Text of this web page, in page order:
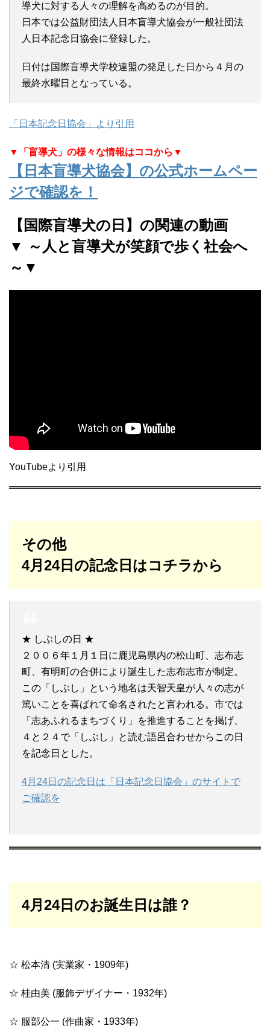
導犬に対する人々の理解を高めるのが目的。
日本では公益財団法人日本盲導犬協会が一般社団法
人日本記念日協会に登録した。
日付は国際盲導犬学校連盟の発足した日から４月の
最終水曜日となっている。
「日本記念日協会」より引用
▼「盲導犬」の様々な情報はココから▼
【日本盲導犬協会】の公式ホームペー
ジで確認を！
【国際盲導犬の日】の関連の動画
▼ ～人と盲導犬が笑顔で歩く社会へ
～▼
YouTubeより引用
その他
4月24日の記念日はコチラから
★ しぶしの日 ★
２００６年１月１日に鹿児島県内の松山町、志布志
町、有明町の合併により誕生した志布志市が制定。
この「しぶし」という地名は天智天皇が人々の志が
篤いことを喜ばれて命名されたと言われる。市では
「志あふれるまちづくり」を推進することを掲げ、
４と２４で「しぶし」と読む語呂合わせからこの日
を記念日とした。
4月24日の記念日は「日本記念日協会」のサイトで
ご確認を
4月24日のお誕生日は誰？
☆ 松本清 (実業家・1909年)
☆ 桂由美 (服飾デザイナー・1932年)
☆ 服部公一 (作曲家・1933年)